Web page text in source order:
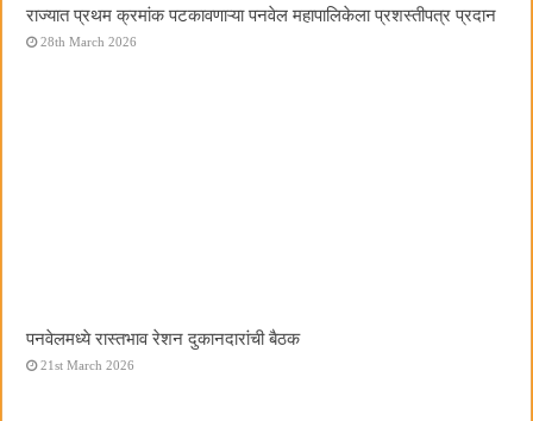
राज्यात प्रथम क्रमांक पटकावणाऱ्या पनवेल महापालिकेला प्रशस्तीपत्र प्रदान
28th March 2026
पनवेलमध्ये रास्तभाव रेशन दुकानदारांची बैठक
21st March 2026